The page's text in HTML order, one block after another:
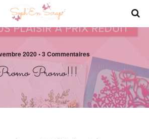
2020 • 3 Commentaires
Promo!!!